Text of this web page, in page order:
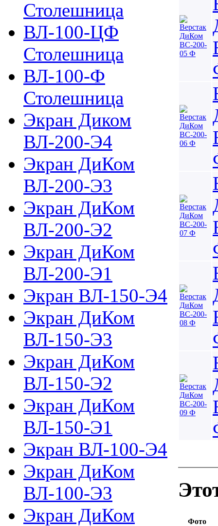
Столешница
ВЛ-100-ЦФ
Столешница
ВЛ-100-Ф
Столешница
Экран Диком
ВЛ-200-Э4
Экран ДиКом
ВЛ-200-Э3
Экран ДиКом
ВЛ-200-Э2
Экран ДиКом
ВЛ-200-Э1
Экран ВЛ-150-Э4
Экран ДиКом
ВЛ-150-Э3
Экран ДиКом
ВЛ-150-Э2
Экран ДиКом
ВЛ-150-Э1
Экран ВЛ-100-Э4
Экран ДиКом
ВЛ-100-Э3
Экран ДиКом
Фото